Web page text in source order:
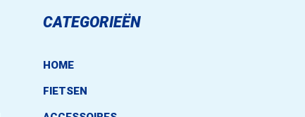
CATEGORIEËN
HOME
FIETSEN